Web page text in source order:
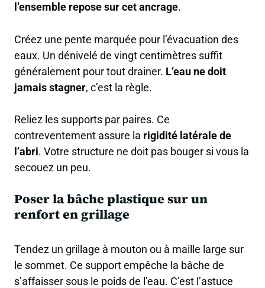
l’ensemble repose sur cet ancrage.
Créez une pente marquée pour l’évacuation des
eaux. Un dénivelé de vingt centimètres suffit
généralement pour tout drainer. L’eau ne doit
jamais stagner, c’est la règle.
Reliez les supports par paires. Ce
contreventement assure la rigidité latérale de
l’abri. Votre structure ne doit pas bouger si vous la
secouez un peu.
Poser la bâche plastique sur un
renfort en grillage
Tendez un grillage à mouton ou à maille large sur
le sommet. Ce support empêche la bâche de
s’affaisser sous le poids de l’eau. C’est l’astuce